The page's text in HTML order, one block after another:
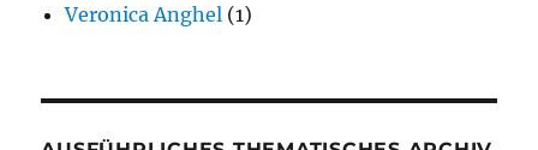
Veronica Anghel (1)